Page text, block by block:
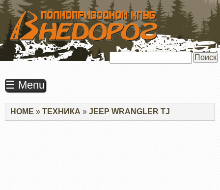
ПЕРЕЙТИ
ОСНОВНОМУ
СОДЕРЖАНИЮ
☰ Menu
Строка
навигации
HOME ТЕХНИКА JEEP WRANGLER TJ